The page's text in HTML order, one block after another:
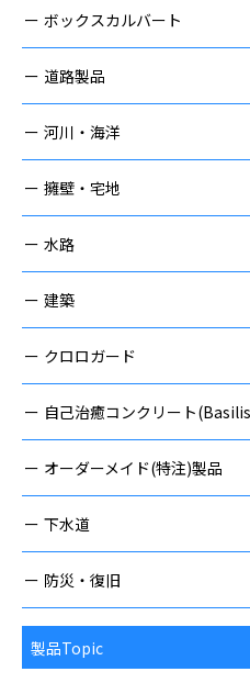
ボックスカルバート
道路製品
河川・海洋
擁壁・宅地
水路
建築
クロロガード
自己治癒コンクリート
オーダーメイド(特注)製品
下水道
防災・復旧
製品Topic